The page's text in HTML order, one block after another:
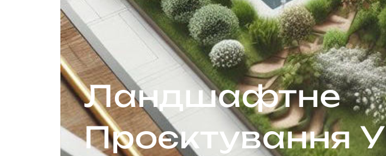
Ландшафтне
Проєктування У